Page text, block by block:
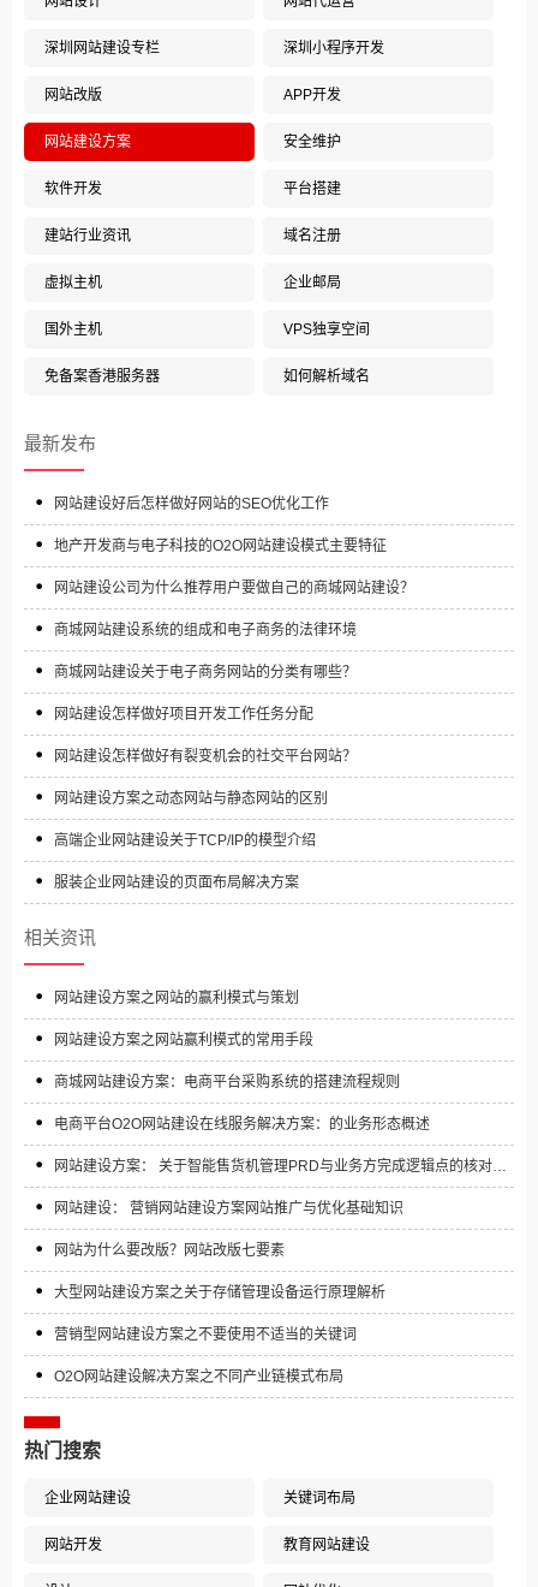
深圳网站建设专栏 深圳小程序开发
网站改版 APP开发
网站建设方案 安全维护
软件开发 平台搭建
建站行业资讯 域名注册
虚拟主机 企业邮局
国外主机 VPS独享空间
免备案香港服务器 如何解析域名
最新发布
网站建设好后怎样做好网站的SEO优化工作
地产开发商与电子科技的O2O网站建设模式主要特征
网站建设公司为什么推荐用户要做自己的商城网站建设？
商城网站建设系统的组成和电子商务的法律环境
商城网站建设关于电子商务网站的分类有哪些？
网站建设怎样做好项目开发工作任务分配
网站建设怎样做好有裂变机会的社交平台网站？
网站建设方案之动态网站与静态网站的区别
高端企业网站建设关于TCP/IP的模型介绍
服装企业网站建设的页面布局解决方案
相关资讯
网站建设方案之网站的赢利模式与策划
网站建设方案之网站赢利模式的常用手段
商城网站建设方案：电商平台采购系统的搭建流程规则
电商平台O2O网站建设在线服务解决方案：的业务形态概述
网站建设方案： 关于智能售货机管理PRD与业务方完成逻辑点的核对与
网站建设： 营销网站建设方案网站推广与优化基础知识
网站为什么要改版？网站改版七要素
大型网站建设方案之关于存储管理设备运行原理解析
营销型网站建设方案之不要使用不适当的关键词
O2O网站建设解决方案之不同产业链模式布局
热门搜索
企业网站建设 关键词布局
网站开发 教育网站建设